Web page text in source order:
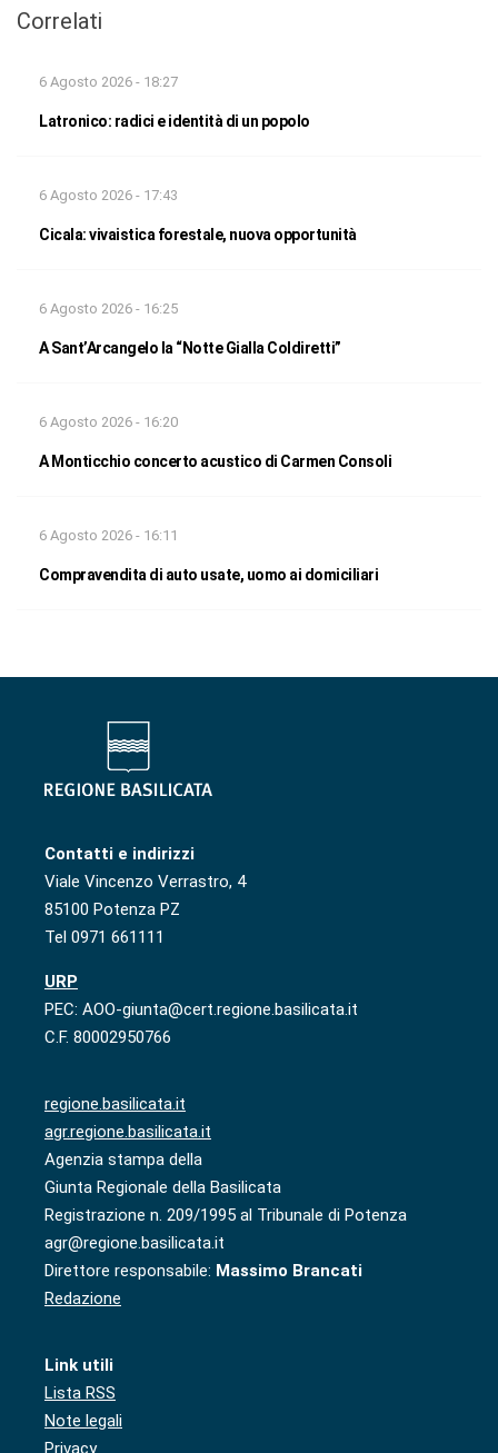
Correlati
6 Agosto 2026 - 18:27
Latronico: radici e identità di un popolo
6 Agosto 2026 - 17:43
Cicala: vivaistica forestale, nuova opportunità
6 Agosto 2026 - 16:25
A Sant’Arcangelo la “Notte Gialla Coldiretti”
6 Agosto 2026 - 16:20
A Monticchio concerto acustico di Carmen Consoli
6 Agosto 2026 - 16:11
Compravendita di auto usate, uomo ai domiciliari
Contatti e indirizzi
Viale Vincenzo Verrastro, 4
85100 Potenza PZ
Tel 0971 661111
URP
PEC: AOO-giunta@cert.regione.basilicata.it
C.F. 80002950766
regione.basilicata.it
agr.regione.basilicata.it
Agenzia stampa della
Giunta Regionale della Basilicata
Registrazione n. 209/1995 al Tribunale di Potenza
agr@regione.basilicata.it
Direttore responsabile: Massimo Brancati
Redazione
Link utili
Lista RSS
Note legali
Privacy